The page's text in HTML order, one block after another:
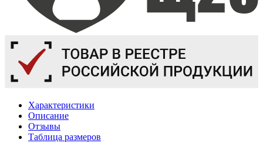
Характеристики
Описание
Отзывы
Таблица размеров